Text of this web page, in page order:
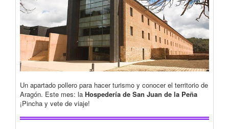
Un apartado pollero para hacer turismo y conocer el territorio de
Aragón. Este mes: la Hospedería de San Juan de la Peña
¡Pincha y vete de viaje!